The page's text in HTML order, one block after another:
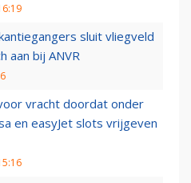
sluit vliegveld
aan bij ANVR
vracht doordat onder
en easyJet slots vrijgeven